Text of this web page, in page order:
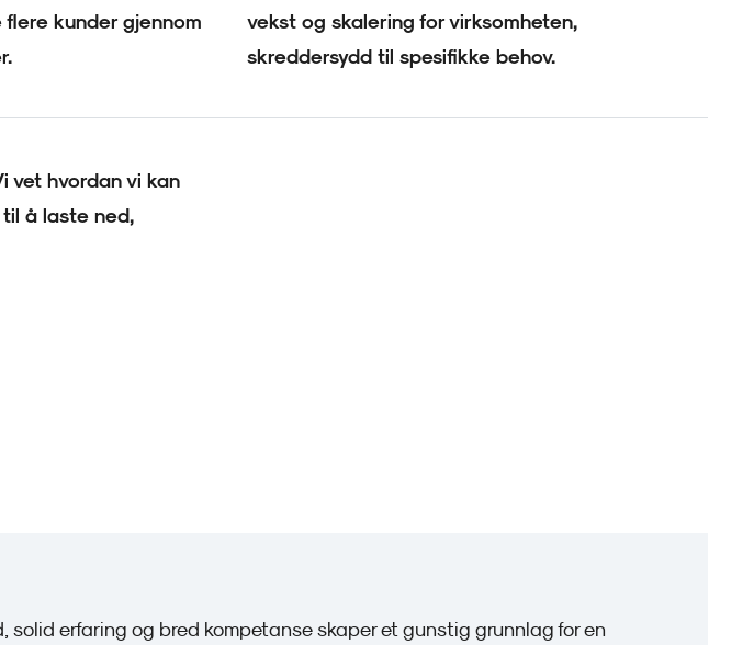
kunder gjennom
vekst og skalering for virksomheten,
skreddersydd til spesifikke behov.
vet hvordan vi kan
å laste ned,
solid erfaring og bred kompetanse skaper et gunstig grunnlag for en